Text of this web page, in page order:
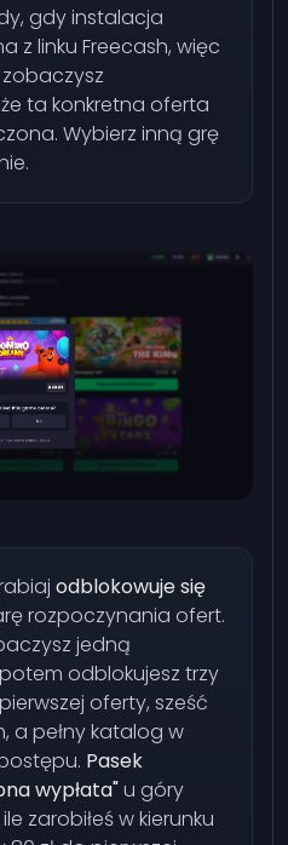
gdy instalacja
z linku Freecash, więc
zobaczysz
ta konkretna oferta
Wybierz inną grę
odblokowuje się
rozpoczynania ofert.
jedną
odblokujesz trzy
oferty, sześć
a pełny katalog w
Pasek
wypłata"u góry
zarobiłeś w kierunku